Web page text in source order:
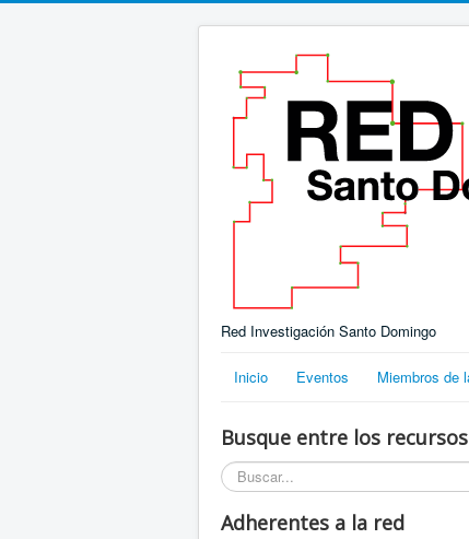
Red Investigación Santo Domingo
Inicio Eventos Miembros de
Busque entre los
Buscar...
Adherentes a la red